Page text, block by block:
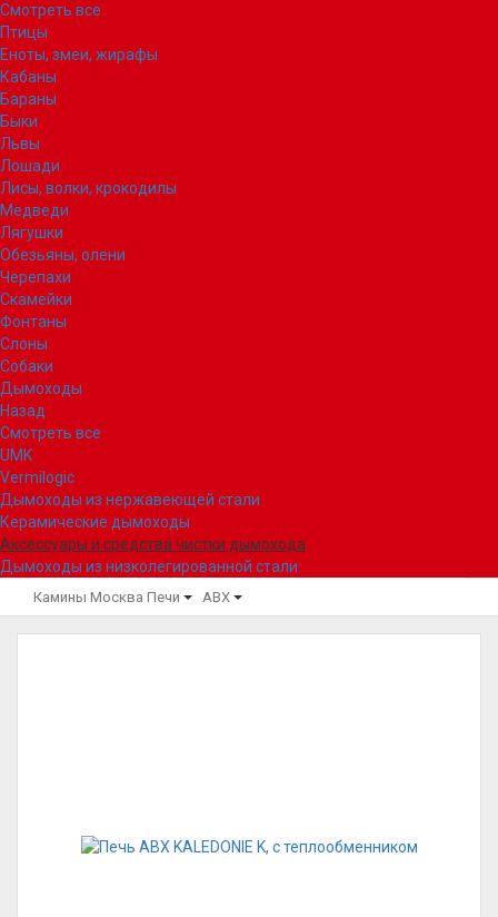
Смотреть все
Птицы
Еноты, змеи, жирафы
Кабаны
Бараны
Быки
Львы
Лошади
Лисы, волки, крокодилы
Медведи
Лягушки
Обезьяны, олени
Черепахи
Скамейки
Фонтаны
Слоны
Собаки
Дымоходы
Назад
Смотреть все
UMK
Vermilogic
Дымоходы из нержавеющей стали
Керамические дымоходы
Аксессуары и средства чистки дымохода
Дымоходы из низколегированной стали
Камины Москва Печи ABX